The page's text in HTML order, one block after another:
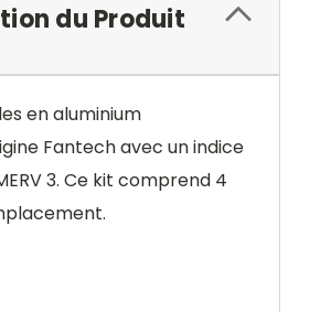
du Produit
en aluminium
Fantech avec un indice
3. Ce kit comprend 4